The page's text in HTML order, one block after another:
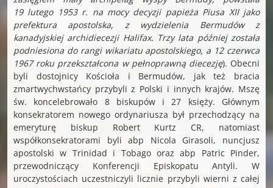
19 lutego 1953 r. na mocy decyzji papieża Piusa XII jako
prefektura apostolska, z wydzielenia Bermudów z
kanadyjskiej archidiecezji Halifax. Trzy lata później została
podniesiona do rangi wikariatu apostolskiego, a 12 czerwca
1967 roku przekształcona w pełnoprawną diecezję). Obecni
byli dostojnicy Kościoła i Bermudów, jak też bracia
zmartwychwstańcy przybyli z Polski i innych krajów. Mszę
św. koncelebrowało 8 biskupów i 27 księży. Głównym
konsekratorem nowego ordynariusza był przechodzący na
emeryturę biskup Robert Kurtz CR, natomiast
współkonsekratorami byli abp Nicola Girasoli, nuncjusz
apostolski w Trinidad i Tobago oraz abp Patric Pinder,
przewodniczący Konferencji Episkopatu Antyli. W
uroczystościach uczestniczyli licznie przybyli wierni z całej